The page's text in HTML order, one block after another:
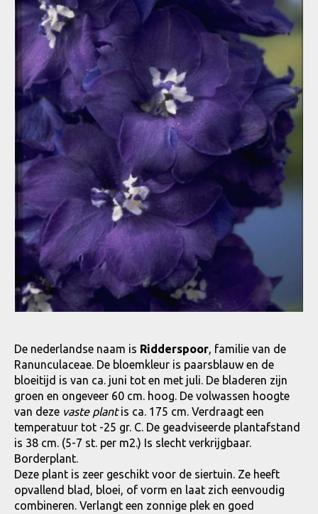
De nederlandse naam is Ridderspoor, familie van de
Ranunculaceae. De bloemkleur is paarsblauw en de
bloeitijd is van ca. juni tot en met juli. De bladeren zijn
groen en ongeveer 60 cm. hoog. De volwassen hoogte
van deze vaste plantis ca. 175 cm. Verdraagt een
temperatuur tot -25 gr. C. De geadviseerde plantafstand
is 38 cm. (5-7 st. per m2.) Is slecht verkrijgbaar.
Borderplant.
Deze plant is zeer geschikt voor de siertuin. Ze heeft
opvallend blad, bloei, of vorm en laat zich eenvoudig
combineren. Verlangt een zonnige plek en goed